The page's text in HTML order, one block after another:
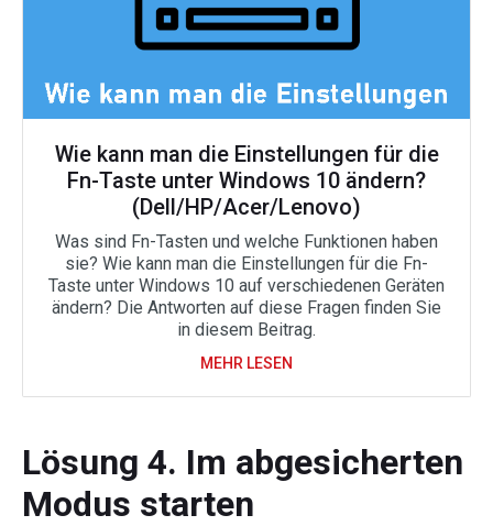
Wie kann man die Einstellungen für die
Fn-Taste unter Windows 10 ändern?
(Dell/HP/Acer/Lenovo)
Was sind Fn-Tasten und welche Funktionen haben
sie? Wie kann man die Einstellungen für die Fn-
Taste unter Windows 10 auf verschiedenen Geräten
ändern? Die Antworten auf diese Fragen finden Sie
in diesem Beitrag.
MEHR LESEN
Lösung 4. Im abgesicherten
Modus starten